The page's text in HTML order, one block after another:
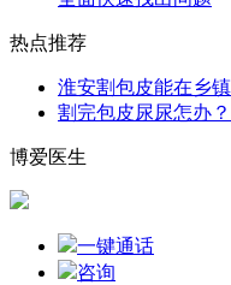
热点推荐
淮安割包皮能在乡
割完包皮尿尿怎办
博爱医生
一键通话
咨询